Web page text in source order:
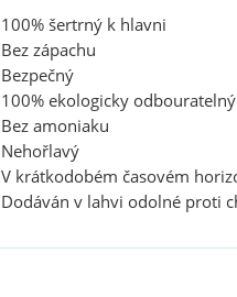
100% šertrný k hlavni
Bez zápachu
Bezpečný
100% ekologicky odbouratelný
Bez amoniaku
Nehořlavý
V krátkodobém časovém
Dodáván v lahvi odolné proti